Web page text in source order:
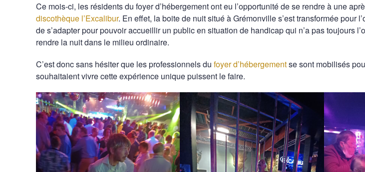
Ce mois-ci, les résidents du foyer d’hébergement ont eu l’opportunité de se rendre à une
discothèque l’Excalibur. En effet, la boite de nuit situé à Grémonville s’est transformée pour
de s’adapter pour pouvoir accueillir un public en situation de handicap qui n’a pas toujours
rendre la nuit dans le milieu ordinaire.
C’est donc sans hésiter que les professionnels du foyer d’hébergementse sont mobilisés
souhaitaient vivre cette expérience unique puissent le faire.